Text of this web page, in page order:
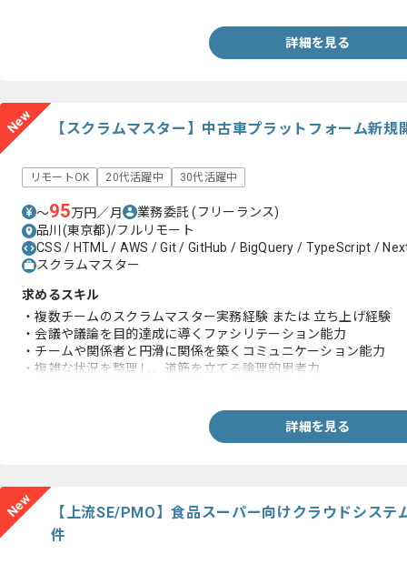
詳細を見る
New 【スクラムマスター】中古車プラットフォーム新
リモートOK 20代活躍中 30代活躍中
〜95万円／月 業務委託(フリーランス)
品川(東京都)/フルリモート
CSS / HTML / AWS / Git / GitHub / BigQuery / TypeScript /
スクラムマスター
求めるスキル
・複数チームのスクラムマスター実務経験 または 立ち上げ経験
・会議や議論を目的達成に導くファシリテーション能力
・チームや関係者と円滑に関係を築くコミュニケーション能力
・複雑な状況を整理し、道筋を立てる論理的思考力
詳細を見る
New
【上流SE/PMO】食品スーパー向けクラウドシス
件